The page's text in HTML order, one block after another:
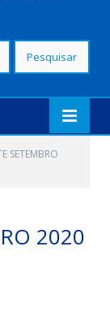
SETEMBRO
2020